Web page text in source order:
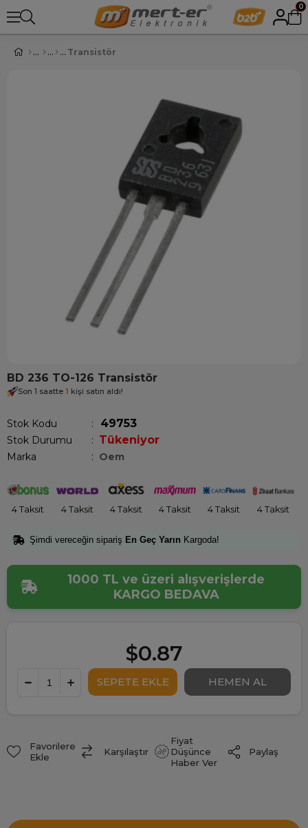
0
Transistör
BD 236 TO-126 Transistör
Son 1 saatte 1 kişi satın aldı!
Stok Kodu 49753
Stok Durumu : Tükeniyor
Marka : Oem
4 Taksit 4 Taksit 4 Taksit 4 Taksit 4 Taksit 4 Taksit
Şimdi vereceğin sipariş En Geç Yarın Kargoda!
1000 TL ve üzeri alışverişlerde
KARGO BEDAVA
$0.87
Favorilere
Ekle
Karşılaştır
Fiyat
Düşünce
Haber Ver
Paylaş